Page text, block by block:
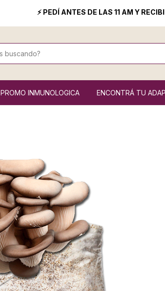
⚡ PEDÍ ANTES DE LAS 11 AM Y
PROMO INMUNOLOGICA ENCONTRÁ TU